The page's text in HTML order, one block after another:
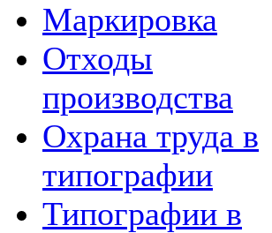
Маркировка
Отходы
производства
Охрана труда в
типографии
Типографии в